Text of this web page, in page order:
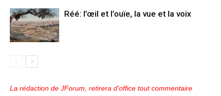
Réé: l’œil et l’ouïe, la vue et la voix
La rédaction de JForum, retirera d'office tout commentaire